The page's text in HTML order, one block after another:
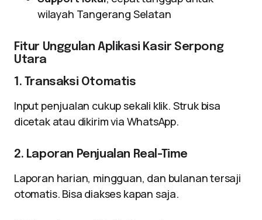
wilayah Tangerang Selatan
Fitur Unggulan Aplikasi Kasir Serpong
Utara
1. Transaksi Otomatis
Input penjualan cukup sekali klik. Struk bisa
dicetak atau dikirim via WhatsApp.
2. Laporan Penjualan Real-Time
Laporan harian, mingguan, dan bulanan tersaji
otomatis. Bisa diakses kapan saja.